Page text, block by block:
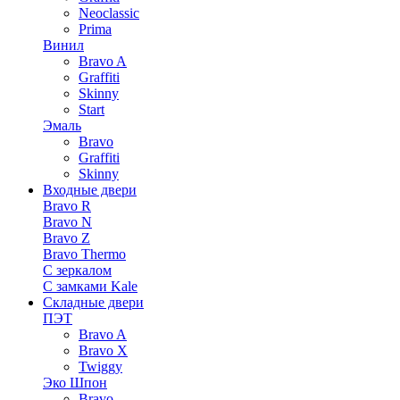
Neoclassic
Prima
Винил
Bravo A
Graffiti
Skinny
Start
Эмаль
Bravo
Graffiti
Skinny
Входные двери
Bravo R
Bravo N
Bravo Z
Bravo Thermo
С зеркалом
С замками Kale
Складные двери
ПЭТ
Bravo A
Bravo X
Twiggy
Эко Шпон